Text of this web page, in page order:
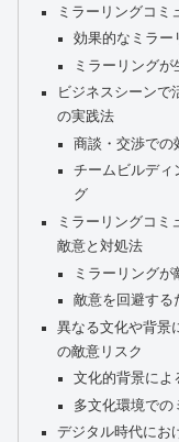
ミラーリングコミ
効果的なミラー
ミラーリング
ビジネスシーンで
の実践法
商談・交渉での
チームビルディ
グ
ミラーリングコミ
敵意と対処法
ミラーリングが
敵意を回避する
異なる文化や背景
の敵意リスク
文化的背景によ
多文化環境での
デジタル時代にお